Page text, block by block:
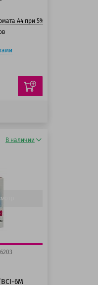
А4 при 5% заполнении
В наличии
6M